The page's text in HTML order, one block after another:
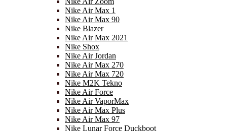
Nike Air Max 1
Nike Air Max 90
Nike Blazer
Nike Air Max 2021
Nike Shox
Nike Air Jordan
Nike Air Max 270
Nike Air Max 720
Nike M2K Tekno
Nike Air Force
Nike Air VaporMax
Nike Air Max Plus
Nike Air Max 97
Nike Lunar Force Duckboot